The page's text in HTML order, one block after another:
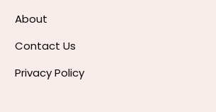
About
Contact Us
Privacy Policy